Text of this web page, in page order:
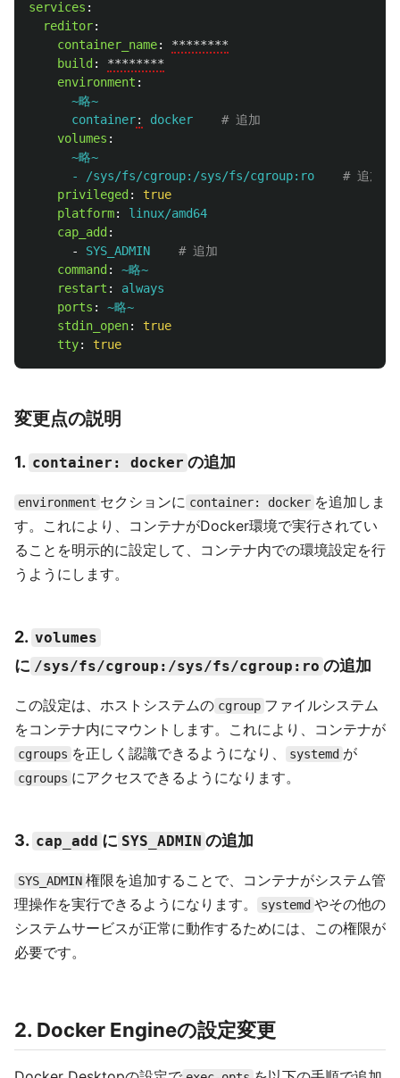
services :
reditor:
container_name:
********
build :
********
environment :
~略~
container: docker
# 追加
volumes :
~略~
- /sys/fs/cgroup:/sys/fs/cgroup:ro
# 追加
privileged :
true
platform:
linux/amd64
cap_add :
-
SYS_ADMIN
# 追加
command :
~略~
restart :
always
ports :
~略~
stdin_open:
true
tty: true
変更点の説明
1. container: docker の追加
environment セクションに container: docker を追加しま
す。これにより、コンテナがDocker環境で実行されてい
ることを明示的に設定して、コンテナ内での環境設定を行
うようにします。
2. volumes
に /sys/fs/cgroup:/sys/fs/cgroup:ro の追加
この設定は、ホストシステムの cgroup ファイルシステム
をコンテナ内にマウントします。これにより、コンテナが
cgroups を正しく認識できるようになり、 systemd が
cgroups にアクセスできるようになります。
3. cap_add に SYS_ADMIN の追加
SYS_ADMIN 権限を追加することで、コンテナがシステム管
理操作を実行できるようになります。
systemd やその他の
システムサービスが正常に動作するためには、この権限が
必要です。
2. Docker Engineの設定変更